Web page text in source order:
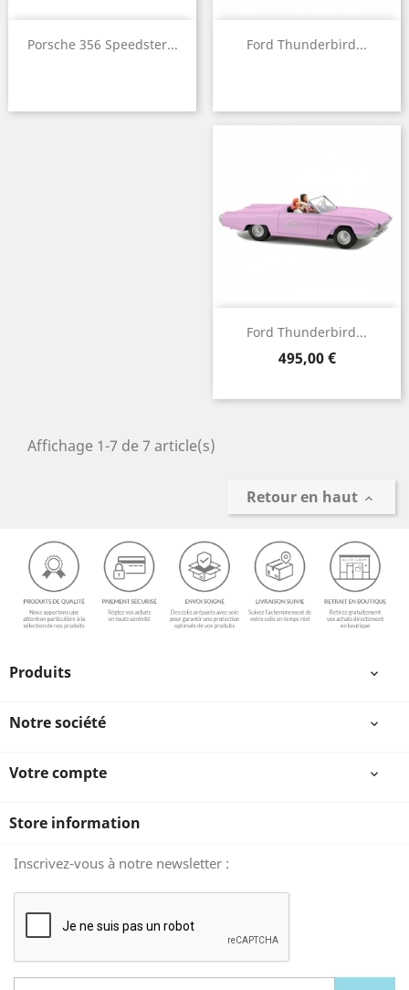
Porsche 356 Speedster... Ford Thunderbird...
Ford Thunderbird...
Prix
495,00 €
Affichage 1-7 de 7 article(s)
Retour en haut 
Produits 
Notre société 
Votre compte 
Store information
Inscrivez-vous à notre newsletter :